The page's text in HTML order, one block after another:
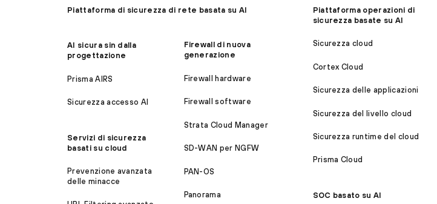
Piattaforma di sicurezza di rete basata su AI
AI sicura sin dalla
progettazione
Prisma AIRS
Sicurezza accesso AI
Servizi di sicurezza
basati su cloud
Prevenzione avanzata
delle minacce
Firewall di nuova
generazione
Firewall hardware
Firewall software
Strata Cloud Manager
SD-WAN per NGFW
PAN-OS
Panorama
Piattaforma operazioni di
sicurezza basate su AI
Sicurezza cloud
Cortex Cloud
Sicurezza delle applicazioni
Sicurezza del livello cloud
Sicurezza runtime del cloud
Prisma Cloud
SOC basato su AI